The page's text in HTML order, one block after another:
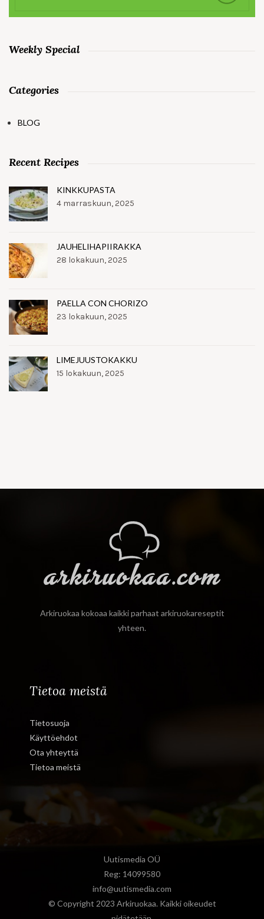
Weekly Special
Categories
BLOG
Recent Recipes
KINKKUPASTA
4 marraskuun, 2025
JAUHELIHAPIIRAKKA
28 lokakuun, 2025
PAELLA CON CHORIZO
23 lokakuun, 2025
LIMEJUUSTOKAKKU
15 lokakuun, 2025
Arkiruokaa kokoaa kaikki parhaat arkiruokareseptit
yhteen.
Tietoa meistä
Tietosuoja
Käyttöehdot
Ota yhteyttä
Tietoa meistä
Uutismedia OÜ
Reg: 14099580
info@uutismedia.com
© Copyright 2023 Arkiruokaa. Kaikki oikeudet